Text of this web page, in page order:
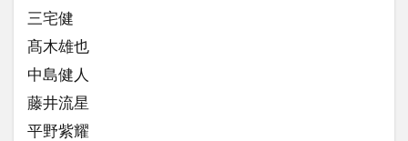
三宅健
髙木雄也
中島健人
藤井流星
平野紫耀